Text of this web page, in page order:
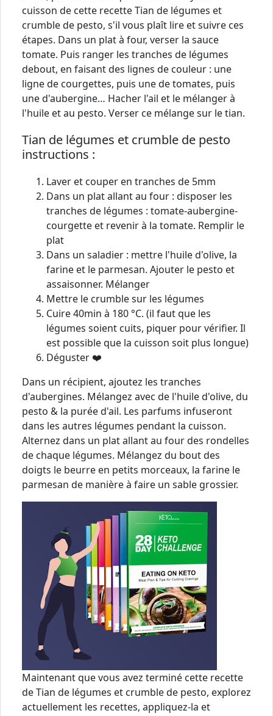
cuisson de cette recette Tian de légumes et
crumble de pesto, s'il vous plaît lire et suivre ces
étapes. Dans un plat à four, verser la sauce
tomate. Puis ranger les tranches de légumes
debout, en faisant des lignes de couleur : une
ligne de courgettes, puis une de tomates, puis
une d'aubergine… Hacher l'ail et le mélanger à
l'huile et au pesto. Verser ce mélange sur le tian.
Tian de légumes et crumble de pesto
instructions :
Laver et couper en tranches de 5mm
Dans un plat allant au four : disposer les
tranches de légumes : tomate-aubergine-
courgette et revenir à la tomate. Remplir le
plat
Dans un saladier : mettre l'huile d'olive, la
farine et le parmesan. Ajouter le pesto et
assaisonner. Mélanger
Mettre le crumble sur les légumes
Cuire 40min à 180 °C. (il faut que les
légumes soient cuits, piquer pour vérifier. Il
est possible que la cuisson soit plus longue)
Déguster ❤️
Dans un récipient, ajoutez les tranches
d'aubergines. Mélangez avec de l'huile d'olive, du
pesto & la purée d'ail. Les parfums infuseront
dans les autres légumes pendant la cuisson.
Alternez dans un plat allant au four des rondelles
de chaque légumes. Mélangez du bout des
doigts le beurre en petits morceaux, la farine le
parmesan de manière à faire un sable grossier.
Maintenant que vous avez terminé cette recette
de Tian de légumes et crumble de pesto, explorez
actuellement les recettes, appliquez-la et